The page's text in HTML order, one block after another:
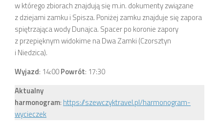
w którego zbiorach znajdują się m.in. dokumenty związane
z dziejami zamku i Spisza. Poniżej zamku znajduje się zapora
spiętrzająca wody Dunajca. Spacer po koronie zapory
z przepięknym widokime na Dwa Zamki (Czorsztyn
i Niedzica).
Wyjazd: 14:00Powrót: 17:30
Aktualny
harmonogram: https://szewczyktravel.pl/harmonogram-
wycieczek